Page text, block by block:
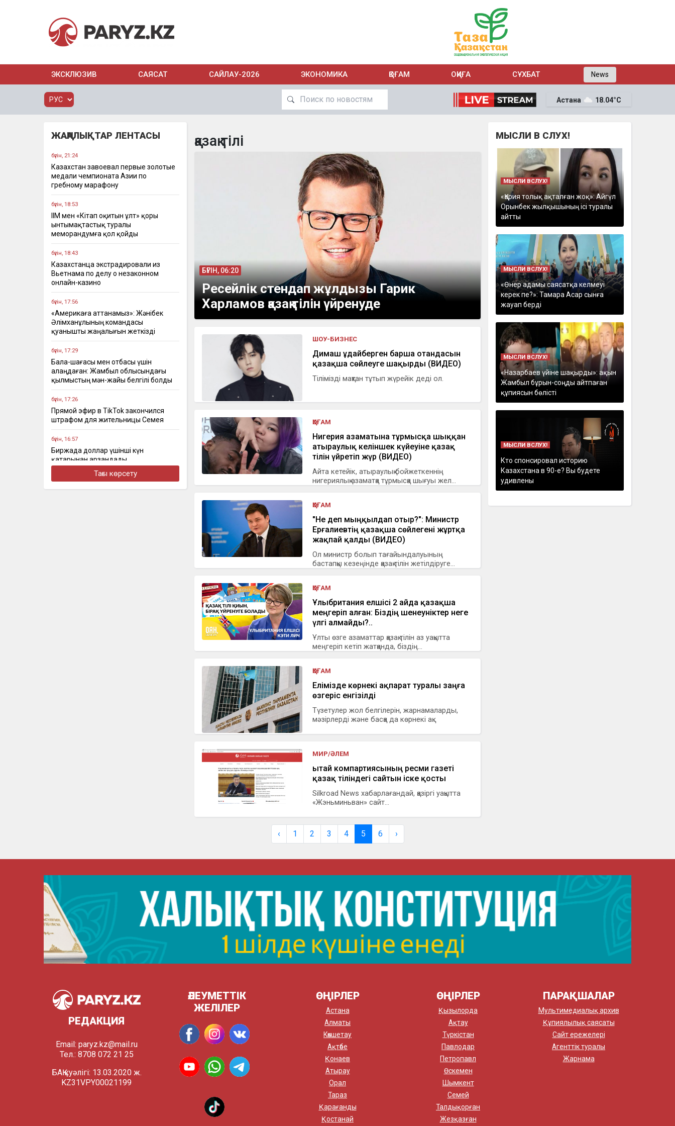
ЭКСКЛЮЗИВ САЯСАТ САЙЛАУ-2026 ЭКОНОМИКА ҚОҒАМ ОҚИҒА СҰХБАТ News
Астана 18.04°C
ЖАҢАЛЫҚТАР ЛЕНТАСЫ
бүгін, 21:24
Казахстан завоевал первые золотые
медали чемпионата Азии по
гребному марафону
бүгін, 18:53
ІІМ мен «Кітап оқитын ұлт» қоры
ынтымақтастық туралы
меморандумға қол қойды
бүгін, 18:43
Казахстанца экстрадировали из
Вьетнама по делу о незаконном
онлайн-казино
бүгін, 17:56
«Америкаға аттанамыз»: Жәнібек
Әлімханұлының командасы
қуанышты жаңалығын жеткізді
бүгін, 17:29
Бала-шағасы мен отбасы үшін
алаңдаған: Жамбыл облысындағы
қылмыстың мән-жайы белгілі болды
бүгін, 17:26
Прямой эфир в TikTok закончился
штрафом для жительницы Семея
бүгін, 16:57
Биржада доллар үшінші күн
қатарынан арзандады
Стал известен состав сборной
Тағы көрсету
қазақ тілі
БҮГІН, 06:20
Ресейлік стендап жұлдызы Гарик
Харламов қазақ тілін үйренуде
ШОУ-БИЗНЕС
Димаш Құдайберген барша отандасын
қазақша сөйлеуге шақырды (ВИДЕО)
Тілімізді мақтан тұтып жүрейік деді ол.
ҚОҒАМ
Нигерия азаматына тұрмысқа шыққан
атыраулық келіншек күйеуіне қазақ
тілін үйретіп жүр (ВИДЕО)
Айта кетейік, атыраулық бойжеткеннің
нигериялық азаматқа тұрмысқа шығуы жел...
ҚОҒАМ
"Не деп мыңқылдап отыр?": Министр
Ерғалиевтің қазақша сөйлегені жұртқа
жақпай қалды (ВИДЕО)
Ол министр болып тағайындалуының
бастапқы кезеңінде қазақ тілін жетілдіруге...
ҚОҒАМ
Ұлыбритания елшісі 2 айда қазақша
меңгеріп алған: Біздің шенеуніктер неге
үлгі алмайды?..
Ұлты өзге азаматтар қазақ тілін аз уақытта
меңгеріп кетіп жатқанда, біздің...
ҚОҒАМ
Елімізде көрнекі ақпарат туралы заңға
өзгеріс енгізілді
Түзетулер жол белгілерін, жарнамаларды,
мәзірлерді және басқа да көрнекі ақ...
МИР/ӘЛЕМ
Қытай компартиясының ресми газеті
қазақ тіліндегі сайтын іске қосты
Silkroad News хабарлағандай, қазіргі уақытта
«Жэньминьван» сайт...
МЫСЛИ В СЛУХ!
МЫСЛИ ВСЛУХ!
«Қария толық ақталған жоқ»: Айгүл
Орынбек жылқышының ісі туралы
айтты
МЫСЛИ ВСЛУХ!
«Өнер адамы саясатқа келмеуі
керек пе?»: Тамара Асар сынға
жауап берді
МЫСЛИ ВСЛУХ!
«Назарбаев үйіне шақырды»: ақын
Жамбыл бұрын-соңды айтпаған
құпиясын бөлісті
МЫСЛИ ВСЛУХ!
Кто спонсировал историю
Казахстана в 90-е? Вы будете
удивлены
‹ 1 2 3 4 5 6 ›
РЕДАКЦИЯ
Email: paryz.kz@mail.ru
Тел.: 8708 072 21 25
БАҚ куәлігі: 13.03.2020 ж.
KZ31VPY00021199
ӘЛЕУМЕТТІК
ЖЕЛІЛЕР
ӨҢІРЛЕР
Астана
Алматы
Көкшетау
Ақтөбе
Қонаев
Атырау
Орал
Тараз
Қарағанды
Қостанай
ӨҢІРЛЕР
Қызылорда
Ақтау
Түркістан
Павлодар
Петропавл
Өскемен
Шымкент
Семей
Талдықорған
Жезқазған
ПАРАҚШАЛАР
Мультимедиалық архив
Құпиялылық саясаты
Сайт ережелері
Агенттік туралы
Жарнама